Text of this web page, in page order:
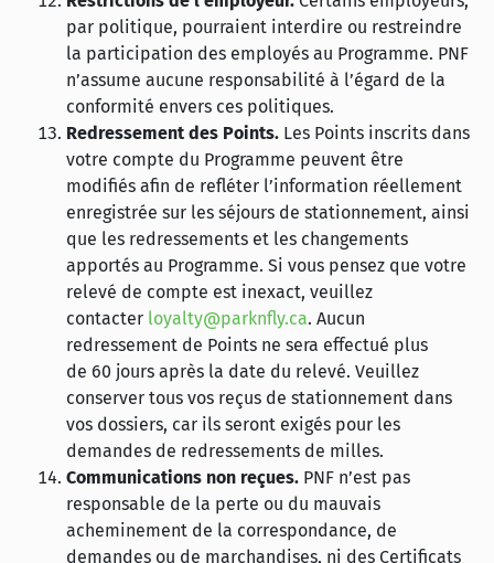
par politique, pourraient interdire ou restreindre
la participation des employés au Programme. PNF
n’assume aucune responsabilité à l’égard de la
conformité envers ces politiques.
Redressement des Points. Les Points inscrits dans
votre compte du Programme peuvent être
modifiés afin de refléter l’information réellement
enregistrée sur les séjours de stationnement, ainsi
que les redressements et les changements
apportés au Programme. Si vous pensez que votre
relevé de compte est inexact, veuillez
contacter loyalty@parknfly.ca. Aucun
redressement de Points ne sera effectué plus
de 60 jours après la date du relevé. Veuillez
conserver tous vos reçus de stationnement dans
vos dossiers, car ils seront exigés pour les
demandes de redressements de milles.
Communications non reçues. PNF n’est pas
responsable de la perte ou du mauvais
acheminement de la correspondance, de
demandes ou de marchandises, ni des Certificats